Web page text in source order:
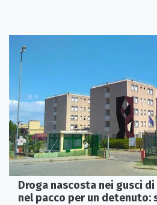
Droga nascosta nei gusci
nel pacco per un detenuto: